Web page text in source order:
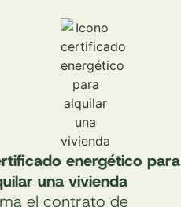
energético para
una vivienda
el contrato de